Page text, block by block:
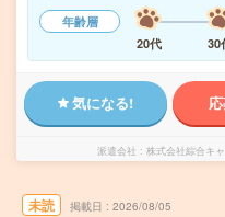
年齢層
20代
30
気になる!
派遣会社 株式会社綜合キ
未読 掲載日 2026/08/05